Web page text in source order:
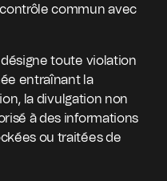
commun avec
désigne toute violation
entraînant la
la divulgation non
à des informations
ou traitées de